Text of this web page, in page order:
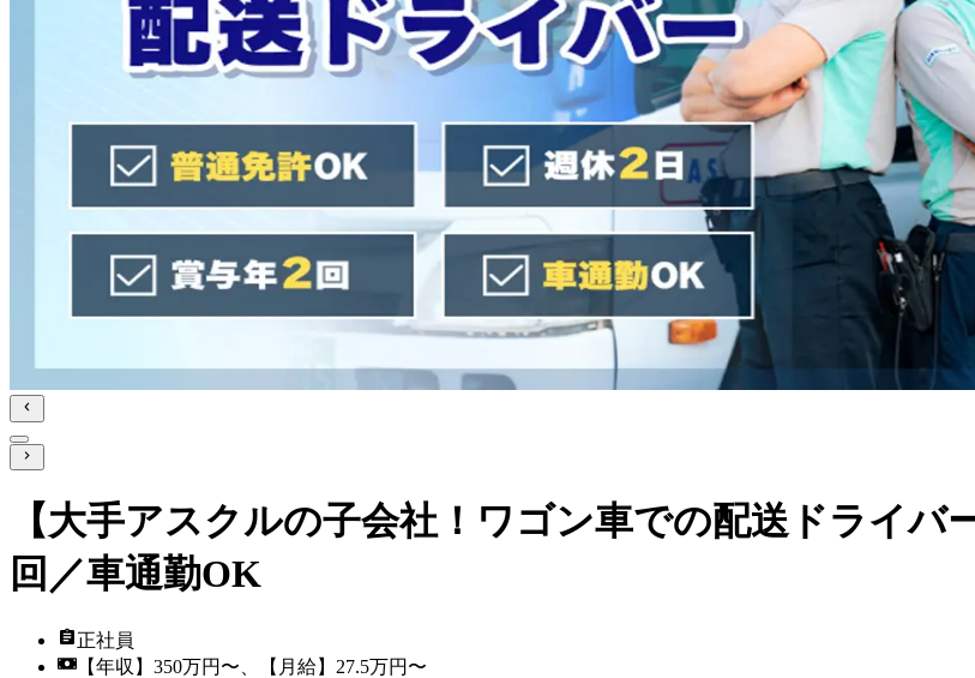
【大手アスクルの子会社！ワゴン車での配送ドライバ
回／車通勤OK
正社員
【年収】350万円〜、【月給】27.5万円〜